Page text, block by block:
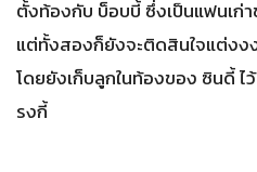
ตั้งท้องกับ บ็อบบี้ ซึ่งเป็นแฟนเก่
แต่ทั้งสองก็ยังจะติดสินใจแต่ง
โดยยังเก็บลูกในท้องของ ซินดี้
รงกี้